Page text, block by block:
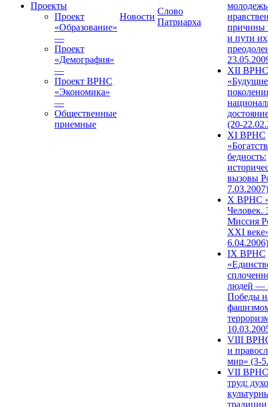
Проекты
Проект
«Образование»
—
Проект
«Демография»
—
Проект ВРНС
«Экономика»
—
Общественные
приемные
Новости
Слово
Патриарха
причины
и пути их
XII ВРНС
«Будущие
(20-
XI ВРНС
бедность:
вызовы
7.03.2007)
X ВРНС
Человек.
Миссия
XXI
6.04.2006)
IX ВРНС
людей —
Победы
VIII
и
мир» (3-
VII ВРНС
труд: